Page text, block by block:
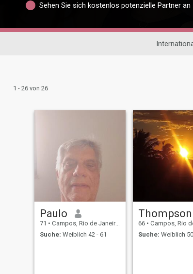
Sehen Sie sich kostenlos potenzielle Partner an
1 - 26 von 26
Paulo
71 • Campos, Rio de Janeiro, Brasilien
Suche: Weiblich 42 - 61
Thompson
66 • Campos, Rio de
Suche: Weiblich